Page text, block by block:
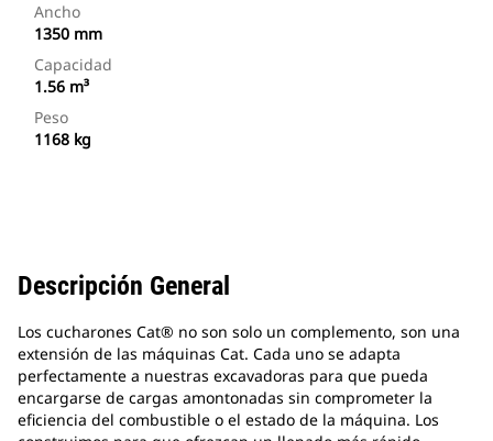
Ancho
1350 mm
Capacidad
1.56 m³
Peso
1168 kg
Descripción General
Los cucharones Cat® no son solo un complemento, son una
extensión de las máquinas Cat. Cada uno se adapta
perfectamente a nuestras excavadoras para que pueda
encargarse de cargas amontonadas sin comprometer la
eficiencia del combustible o el estado de la máquina. Los